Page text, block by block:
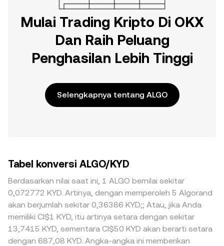
Mulai Trading Kripto Di OKX
Dan Raih Peluang
Penghasilan Lebih Tinggi
Selengkapnya tentang ALGO
Tabel konversi ALGO/KYD
Berdasarkan nilai saat ini, 1 ALGO bernilai sekitar
0,072772 KYD. Artinya, dengan memperoleh 5 Algorand
akan berjumlah sekitar 0,36386 KYD;; Atau, jika Anda
memiliki CI$1 KYD, itu artinya setara dengan sekitar
13,7415 KYD, sementara CI$50 KYD akan berarti setara
dengan 687,08 KYD. Angka-angka ini memberikan